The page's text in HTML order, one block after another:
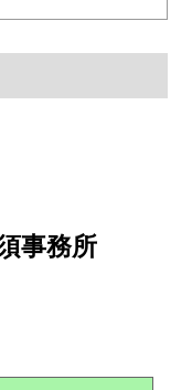
事務所